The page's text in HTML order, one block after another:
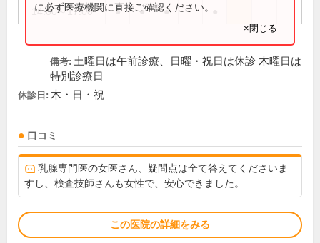
14:00～17:00 ● ● ●
に必ず医療機関に直接ご確認ください。
×閉じる
備考: 土曜日は午前診療、日曜・祝日は休診 木曜日は
特別診療日
休診日: 木・日・祝
口コミ
乳腺専門医の女医さん、疑問点は全て答えてくださいま
すし、検査技師さんも女性で、安心できました。
この医院の詳細をみる